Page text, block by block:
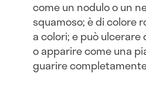
come un nodulo o un
squamoso; è di colore
a colori; e può
o apparire come una
guarire